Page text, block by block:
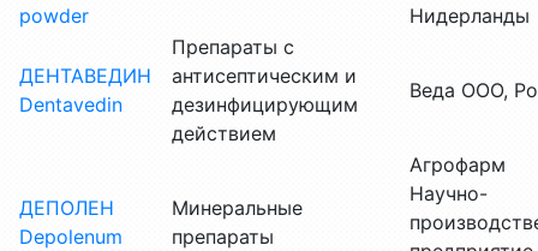
powder
Нидерланды
ДЕНТАВЕДИН
Dentavedin
Препараты с
антисептическим и
дезинфицирующим
действием
Веда ООО,
ДЕПОЛЕН
Depolenum
Минеральные
препараты
Агрофарм
Научно-